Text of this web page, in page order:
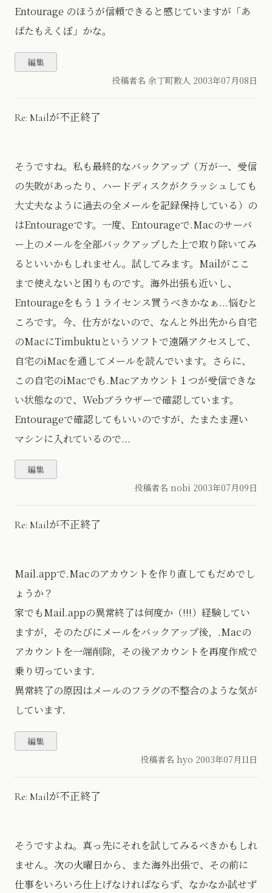
Entourage のほうが信頼できると感じていますが「あ
ばたもえくぼ」かな。
投稿者名 余丁町散人 2003年07月08日
Re: Mailが不正終了
そうですね。私も最終的なバックアップ（万が一、受信
の失敗があったり、ハードディスクがクラッシュしても
大丈夫なように過去の全メールを記録保持している）の
はEntourageです。一度、Entourageで.Macのサーバ
ー上のメールを全部バックアップした上で取り除いてみ
るといいかもしれません。試してみます。Mailがここ
まで使えないと困りものです。海外出張も近いし、
Entourageをもう１ライセンス買うべきかなぁ...悩むと
ころです。今、仕方がないので、なんと外出先から自宅
のMacにTimbuktuというソフトで遠隔アクセスして、
自宅のiMacを通してメールを読んでいます。さらに、
この自宅のiMacでも.Macアカウント１つが受信できな
い状態なので、Webブラウザーで確認しています。
Entourageで確認してもいいのですが、たまたま遅い
マシンに入れているので...
投稿者名 nobi 2003年07月09日
Re: Mailが不正終了
Mail.appで.Macのアカウントを作り直してもだめでし
ょうか？
家でもMail.appの異常終了は何度か（!!!）経験してい
ますが，そのたびにメールをバックアップ後，.Macの
アカウントを一端削除，その後アカウントを再度作成で
乗り切っています．
異常終了の原因はメールのフラグの不整合のような気が
しています．
投稿者名 hyo 2003年07月11日
Re: Mailが不正終了
そうですよね。真っ先にそれを試してみるべきかもしれ
ません。次の火曜日から、また海外出張で、その前に
仕事をいろいろ仕上げなければならず、なかなか試せず